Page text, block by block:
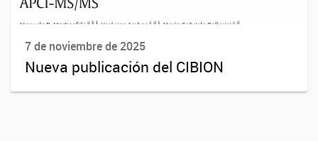
7 de noviembre de 2025
Nueva publicación del CIBION